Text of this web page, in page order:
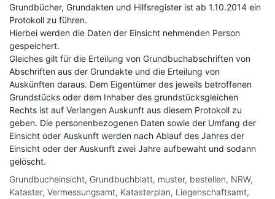
Grundbücher, Grundakten und Hilfsregister ist ab 1.10.2014 ein
Protokoll zu führen.
Hierbei werden die Daten der Einsicht nehmenden Person
gespeichert.
Gleiches gilt für die Erteilung von Grundbuchabschriften von
Abschriften aus der Grundakte und die Erteilung von
Auskünften daraus. Dem Eigentümer des jeweils betroffenen
Grundstücks oder dem Inhaber des grundstücksgleichen
Rechts ist auf Verlangen Auskunft aus diesem Protokoll zu
geben. Die personenbezogenen Daten sowie der Umfang der
Einsicht oder Auskunft werden nach Ablauf des Jahres der
Einsicht oder der Auskunft zwei Jahre aufbewaht und sodann
gelöscht.
Grundbucheinsicht, Grundbuchblatt, muster, bestellen, NRW,
Kataster, Vermessungsamt, Katasterplan, Liegenschaftsamt,